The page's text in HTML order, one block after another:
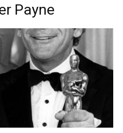
Payne